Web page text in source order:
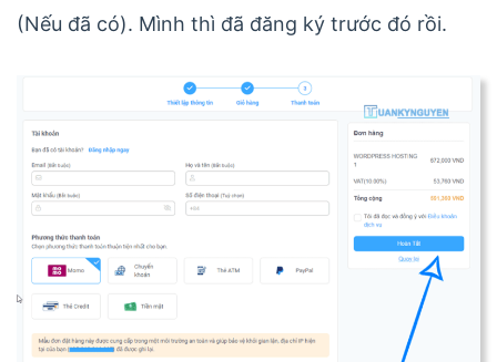
(Nếu đã có). Mình thì đã đăng ký trước đó rồi.